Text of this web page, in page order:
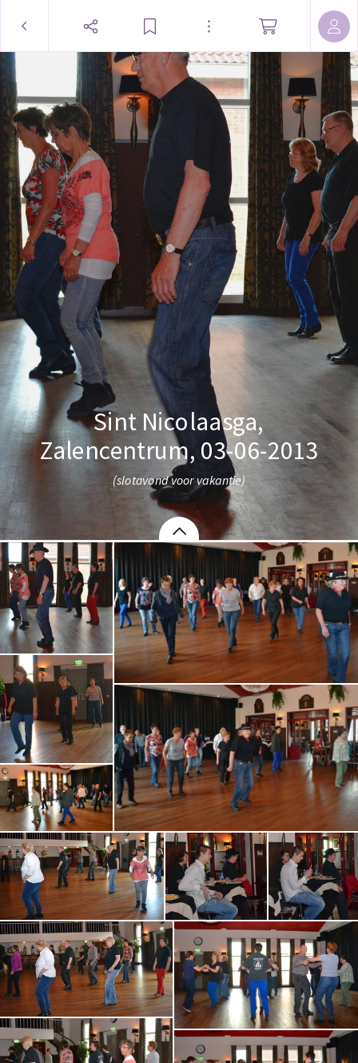
Sint Nicolaasga,
Zalencentrum, 03-06-2013
(slotavond voor vakantie)